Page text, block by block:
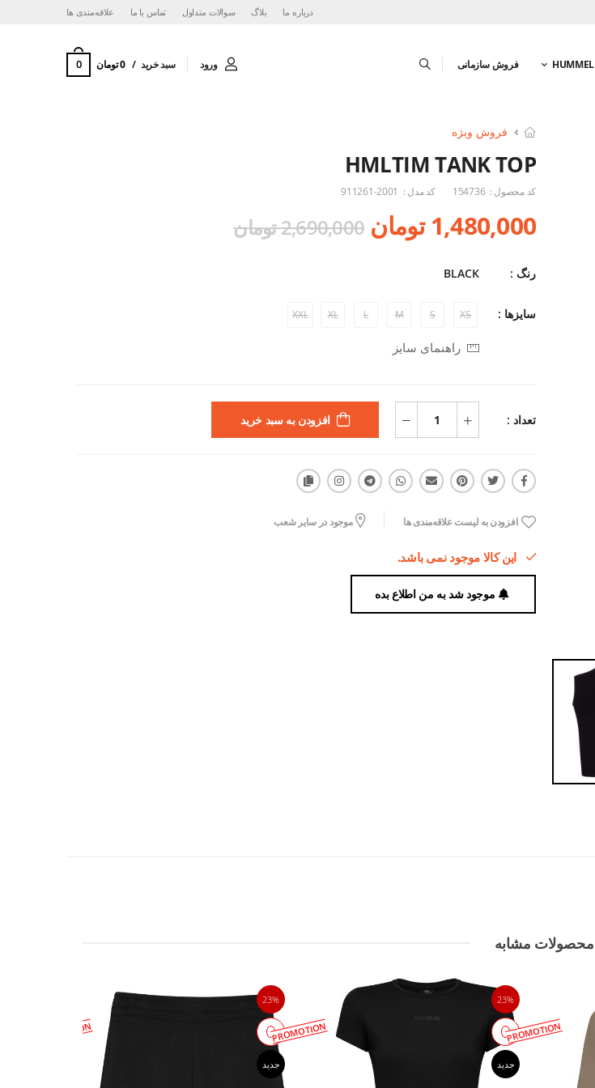
درباره ما بلاگ سوالات متداول تماس با ما ‌علاقه‌مندی ها
HUMMEL فروش سازمانی ورود سبد خرید 0 تومان 0
فروش ویژه
HMLTIM TANK TOP
کد محصول : 154736 کد مدل : 911261-2001
1,480,000 تومان 2,690,000 تومان
رنگ : BLACK
سایزها : XS
S
M
L
XL
XXL
راهنمای سایز
تعداد : افزودن به سبد خرید
افزودن به لیست علاقه‌مندی ها موجود در سایر شعب
این کالا موجود نمی باشد.
موجود شد به من اطلاع بده
محصولات مشابه
23%
PROMOTION
جدید
23%
PROMOTION
جدید
PROMOTION